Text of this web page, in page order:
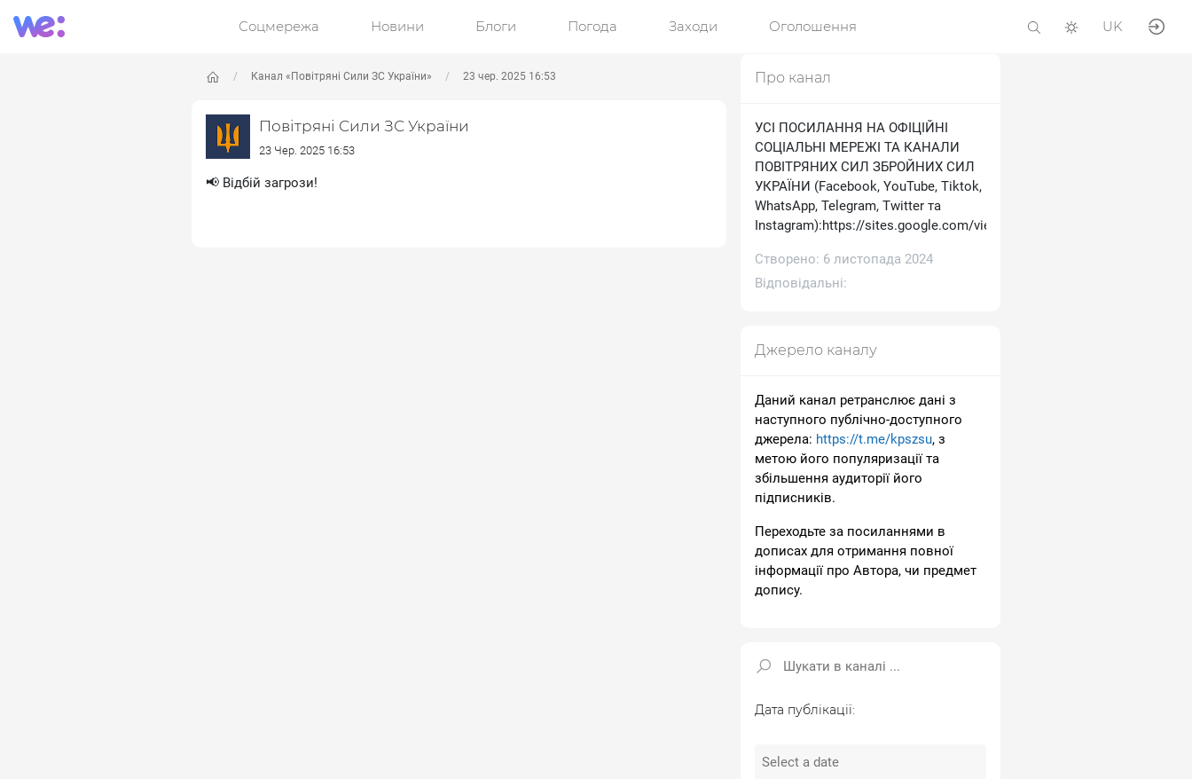
Соцмережа Новини Блоги Погода Заходи Оголошення UK
Канал «Повітряні Сили ЗС України» 23 чер. 2025 16:53
Повітряні Сили ЗС України
23 Чер. 2025 16:53
📢 Відбій загрози!
Про канал
УСІ ПОСИЛАННЯ НА ОФІЦІЙНІ
СОЦІАЛЬНІ МЕРЕЖІ ТА КАНАЛИ
ПОВІТРЯНИХ СИЛ ЗБРОЙНИХ СИЛ
УКРАЇНИ (Facebook, YouTube, Tiktok,
WhatsApp, Telegram, Тwitter та
Іnstagram):https://sites.google.com/view/ukrainianairforce
Створено: 6 листопада 2024
Відповідальні:
Джерело каналу
Даний канал ретранслює дані з
наступного публічно-доступного
джерела: https://t.me/kpszsu, з
метою його популяризації та
збільшення аудиторії його
підписників.
Переходьте за посиланнями в
дописах для отримання повної
інформації про Автора, чи предмет
допису.
Дата публікації: